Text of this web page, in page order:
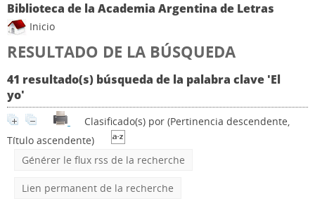
Biblioteca de la Academia Argentina de Letras
Inicio
RESULTADO DE LA BÚSQUEDA
41 resultado(s) búsqueda de la palabra clave 'El
yo'
Clasificado(s) por (Pertinencia descendente,
Título ascendente)
Générer le flux rss de la recherche
Lien permanent de la recherche